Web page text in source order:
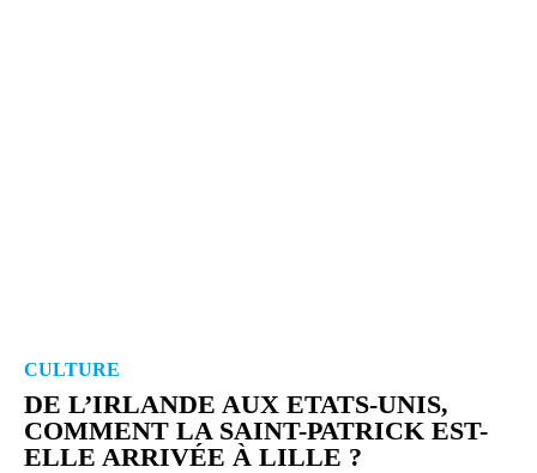
CULTURE
DE L’IRLANDE AUX ETATS-​UNIS,
COMMENT LA SAINT-​PATRICK EST-​
ELLE ARRIVÉE À LILLE ?